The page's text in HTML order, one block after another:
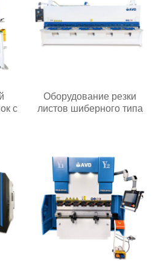
с
Оборудование резки
листов шиберного типа